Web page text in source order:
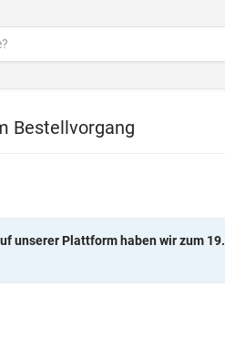
Bestellvorgang
unserer Plattform haben wir zum